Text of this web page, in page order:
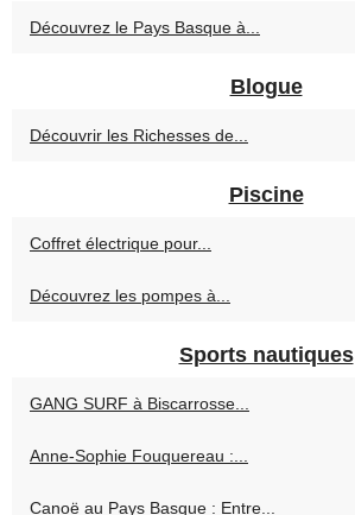
Découvrez le Pays Basque à...
Blogue
Découvrir les Richesses de...
Piscine
Coffret électrique pour...
Découvrez les pompes à...
Sports nautiques
GANG SURF à Biscarrosse...
Anne-Sophie Fouquereau :...
Canoë au Pays Basque : Entre...